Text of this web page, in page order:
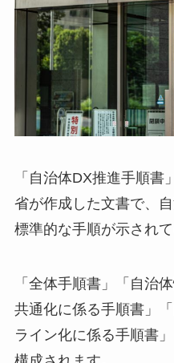
「自治体DX推進手順
省が作成した文書で、
標準的な手順が示されて
「全体手順書」「自治
共通化に係る手順書」
ライン化に係る手順書